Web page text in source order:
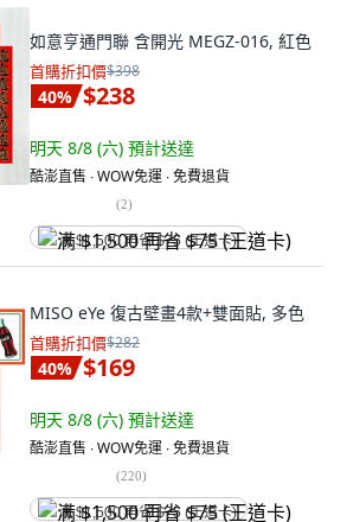
如意亨通門聯 含開光 MEGZ-016, 紅色
首購折扣價$398
40% $238
明天 8/8 (六) 預計送達
酷澎直售 ∙ WOW免運 ∙ 免費退貨
(2)
满 $1,500 再省 $75 (王道卡)
MISO eYe 復古壁畫4款+雙面貼, 多色
首購折扣價$282
40% $169
明天 8/8 (六) 預計送達
酷澎直售 ∙ WOW免運 ∙ 免費退貨
(220)
满 $1,500 再省 $75 (王道卡)